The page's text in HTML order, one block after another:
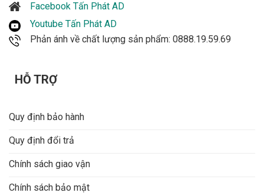
Facebook Tấn Phát AD
Youtube Tấn Phát AD
Phản ánh về chất lượng sản phẩm: 0888.19.59.69
HỖ TRỢ
Quy định bảo hành
Quy định đổi trả
Chính sách giao vận
Chính sách bảo mật